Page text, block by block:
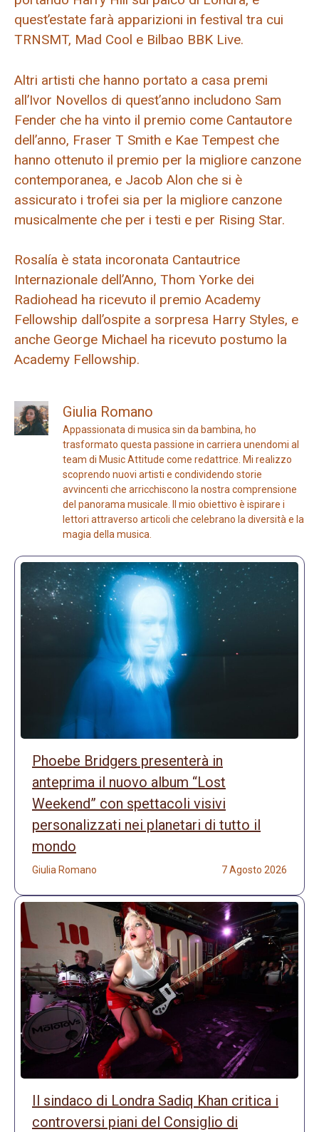
quest’estate farà apparizioni in festival tra cui
TRNSMT, Mad Cool e Bilbao BBK Live.
Altri artisti che hanno portato a casa premi
all’Ivor Novellos di quest’anno includono Sam
Fender che ha vinto il premio come Cantautore
dell’anno, Fraser T Smith e Kae Tempest che
hanno ottenuto il premio per la migliore canzone
contemporanea, e Jacob Alon che si è
assicurato i trofei sia per la migliore canzone
musicalmente che per i testi e per Rising Star.
Rosalía è stata incoronata Cantautrice
Internazionale dell’Anno, Thom Yorke dei
Radiohead ha ricevuto il premio Academy
Fellowship dall’ospite a sorpresa Harry Styles, e
anche George Michael ha ricevuto postumo la
Academy Fellowship.
Giulia Romano
Appassionata di musica sin da bambina, ho
trasformato questa passione in carriera unendomi al
team di Music Attitude come redattrice. Mi realizzo
scoprendo nuovi artisti e condividendo storie
avvincenti che arricchiscono la nostra comprensione
del panorama musicale. Il mio obiettivo è ispirare i
lettori attraverso articoli che celebrano la diversità e la
magia della musica.
Phoebe Bridgers presenterà in
anteprima il nuovo album “Lost
Weekend” con spettacoli visivi
personalizzati nei planetari di tutto il
mondo
Giulia Romano 7 Agosto 2026
Il sindaco di Londra Sadiq Khan critica i
controversi piani del Consiglio di